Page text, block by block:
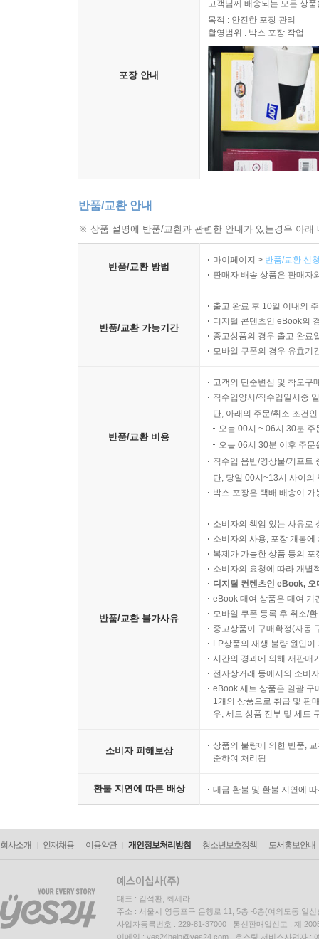
포장 안내
고객님께 배송되는 모든 상
목적 : 안전한 포장 관리
촬영범위 : 박스 포장 작업
반품/교환 안내
※ 상품 설명에 반품/교환과 관련한 안내가 있는경우 아
반품/교환 방법
마이페이지 > 반품/교환 신
판매자 배송 상품은 판매자
반품/교환 가능기간
출고 완료 후 10일 이내의
디지털 콘텐츠인 eBook의
중고상품의 경우 출고 완료
모바일 쿠폰의 경우 유효기
반품/교환 비용
고객의 단순변심 및 착오구
직수입양서/직수입일서중
단, 아래의 주문/취소 조건
오늘 00시 ~ 06시 30분
오늘 06시 30분 이후 주
직수입 음반/영상물/기프트
단, 당일 00시~13시 사이의
박스 포장은 택배 배송이
반품/교환 불가사유
소비자의 책임 있는 사유로
소비자의 사용, 포장 개봉
복제가 가능한 상품 등의
소비자의 요청에 따라 개별
디지털 컨텐츠인 eBook,
eBook 대여 상품은 대여 기
모바일 쿠폰 등록 후 취소/
중고상품이 구매확정(자동
LP상품의 재생 불량 원인
시간의 경과에 의해 재판매
전자상거래 등에서의 소비
eBook 세트 상품은 일괄 구
1개의 상품으로 취급 및 판
우, 세트 상품 전부 및 세트
소비자 피해보상
상품의 불량에 의한 반품,
준하여 처리됨
환불 지연에 따른 배상 대금 환불 및 환불 지연에
회사소개 인재채용 이용약관 개인정보처리방침 청소년보호정책 도서홍보안내
대표 : 김석환, 최세라
주소 : 서울시 영등포구 은행로 11, 5층~6층(여의도동,일신
사업자등록번호 : 229-81-37000 통신판매업신고 : 제
이메일 : yes24help@yes24.com 호스팅 서비스사업자 :